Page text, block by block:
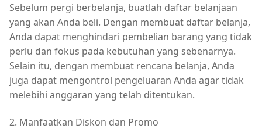
Sebelum pergi berbelanja, buatlah daftar belanjaan
yang akan Anda beli. Dengan membuat daftar belanja,
Anda dapat menghindari pembelian barang yang tidak
perlu dan fokus pada kebutuhan yang sebenarnya.
Selain itu, dengan membuat rencana belanja, Anda
juga dapat mengontrol pengeluaran Anda agar tidak
melebihi anggaran yang telah ditentukan.
2. Manfaatkan Diskon dan Promo